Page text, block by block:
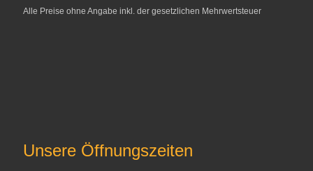
Alle Preise ohne Angabe inkl. der gesetzlichen Mehrwertsteuer
Unsere Öffnungszeiten